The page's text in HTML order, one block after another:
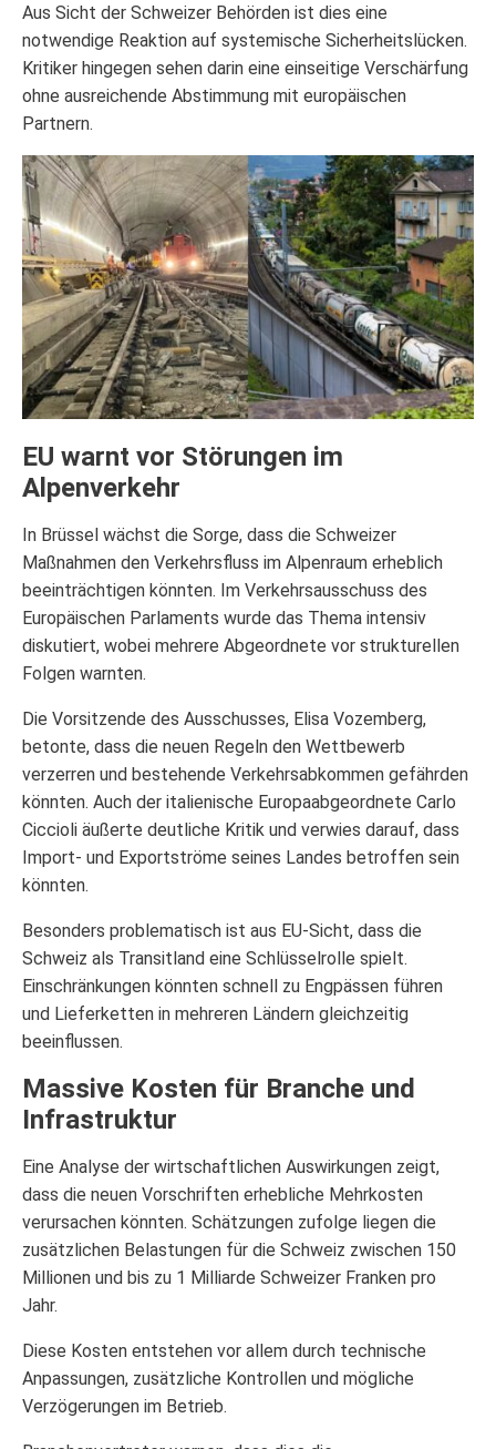
Aus Sicht der Schweizer Behörden ist dies eine
notwendige Reaktion auf systemische Sicherheitslücken.
Kritiker hingegen sehen darin eine einseitige Verschärfung
ohne ausreichende Abstimmung mit europäischen
Partnern.
EU warnt vor Störungen im
Alpenverkehr
In Brüssel wächst die Sorge, dass die Schweizer
Maßnahmen den Verkehrsfluss im Alpenraum erheblich
beeinträchtigen könnten. Im Verkehrsausschuss des
Europäischen Parlaments wurde das Thema intensiv
diskutiert, wobei mehrere Abgeordnete vor strukturellen
Folgen warnten.
Die Vorsitzende des Ausschusses, Elisa Vozemberg,
betonte, dass die neuen Regeln den Wettbewerb
verzerren und bestehende Verkehrsabkommen gefährden
könnten. Auch der italienische Europaabgeordnete Carlo
Ciccioli äußerte deutliche Kritik und verwies darauf, dass
Import- und Exportströme seines Landes betroffen sein
könnten.
Besonders problematisch ist aus EU-Sicht, dass die
Schweiz als Transitland eine Schlüsselrolle spielt.
Einschränkungen könnten schnell zu Engpässen führen
und Lieferketten in mehreren Ländern gleichzeitig
beeinflussen.
Massive Kosten für Branche und
Infrastruktur
Eine Analyse der wirtschaftlichen Auswirkungen zeigt,
dass die neuen Vorschriften erhebliche Mehrkosten
verursachen könnten. Schätzungen zufolge liegen die
zusätzlichen Belastungen für die Schweiz zwischen 150
Millionen und bis zu 1 Milliarde Schweizer Franken pro
Jahr.
Diese Kosten entstehen vor allem durch technische
Anpassungen, zusätzliche Kontrollen und mögliche
Verzögerungen im Betrieb.